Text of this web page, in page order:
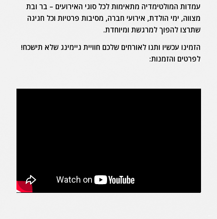
עמדות המולטימדיה מתאימות לכל סוגי האירועים – בר ובת
מצווה, ימי הולדת, אירועי חברה, מסיבות פרטיות וכל חגיגה
שתרצו להפוך למרגשת ומיוחדת.
הזמינו עכשיו ותנו לאורחים שלכם חוויית גיימינג שלא תישכח!
לפרטים והזמנות: